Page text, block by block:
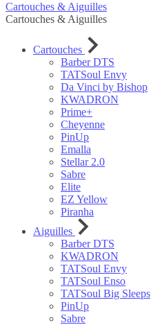
Cartouches & Aiguilles
Cartouches & Aiguilles
Cartouches
Barber DTS
TATSoul Envy
Da Vinci by Bishop
KWADRON
Prime+
Cheyenne
PinUp
Emalla
Stellar 2.0
Sabre
Elite
EZ Yellow
Piranha
Aiguilles
Barber DTS
KWADRON
TATSoul Envy
TATSoul Enso
TATSoul Big Sleeps
PinUp
Sabre